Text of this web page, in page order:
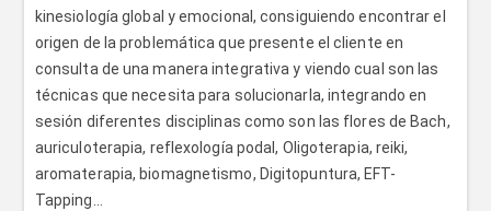
kinesiología global y emocional, consiguiendo encontrar el
origen de la problemática que presente el cliente en
consulta de una manera integrativa y viendo cual son las
técnicas que necesita para solucionarla, integrando en
sesión diferentes disciplinas como son las flores de Bach,
auriculoterapia, reflexología podal, Oligoterapia, reiki,
aromaterapia, biomagnetismo, Digitopuntura, EFT-
Tapping...